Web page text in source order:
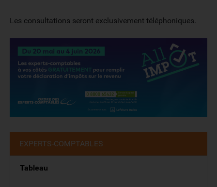
Les consultations seront exclusivement téléphoniques.
EXPERTS-COMPTABLES
Tableau